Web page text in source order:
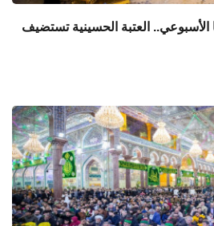
الأسبوعي.. العتبة الحسينية تستضيف